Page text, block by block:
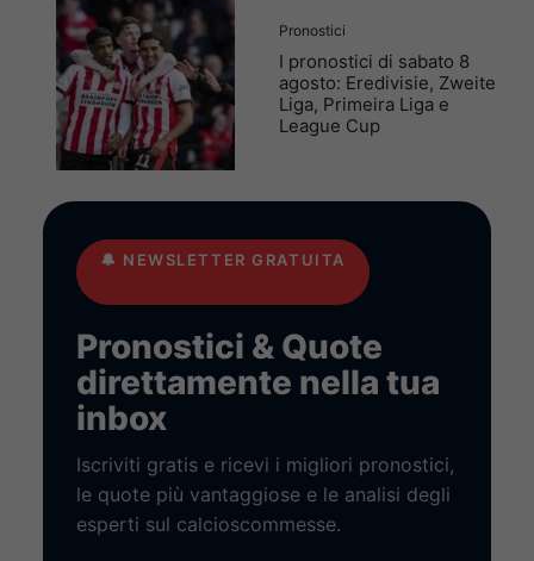
Pronostici
I pronostici di sabato 8
agosto: Eredivisie, Zweite
Liga, Primeira Liga e
League Cup
🔔 NEWSLETTER GRATUITA
Pronostici & Quote
direttamente nella tua
inbox
Iscriviti gratis e ricevi i migliori pronostici,
le quote più vantaggiose e le analisi degli
esperti sul calcioscommesse.